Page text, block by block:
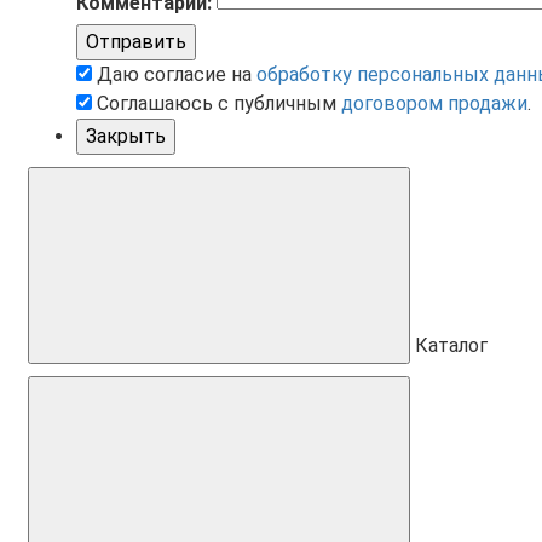
Отправить
Даю согласие на обработку персональных
Соглашаюсь с публичным договором продажи.
Закрыть
Каталог